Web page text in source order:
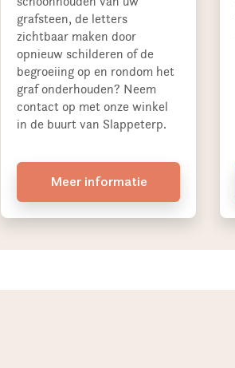
grafsteen, de letters
zichtbaar maken door
opnieuw schilderen of de
begroeiing op en rondom het
graf onderhouden? Neem
contact op met onze winkel
in de buurt van Slappeterp.
Meer informatie